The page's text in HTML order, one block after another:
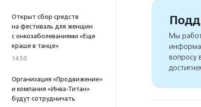
Открыт сбор средств
на фестиваль для женщин
с онкозаболеваниями «Еще
краше в танце»
14:50
Организация «Продвижение»
и компания «Инва-Титан»
будут сотрудничать
Мы
вопросу